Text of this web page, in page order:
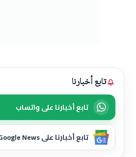
تابع أخبارنا
تابع أخبارنا على واتساب
تابع أخبارنا على Google News